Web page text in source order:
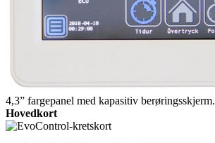
4,3” fargepanel med kapasitiv berøringsskjerm.
Hovedkort